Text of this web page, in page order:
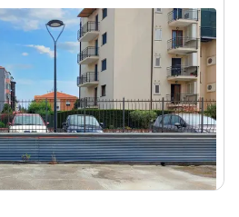
- Sub 3
Armando Diaz
Chiama